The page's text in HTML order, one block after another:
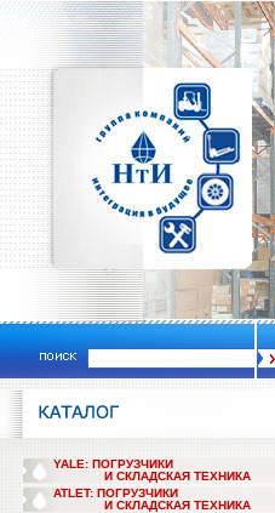
YALE: ПОГРУЗЧИКИ
И СКЛАДСКАЯ ТЕХНИКА
ATLET: ПОГРУЗЧИКИ
И СКЛАДСКАЯ ТЕХНИКА